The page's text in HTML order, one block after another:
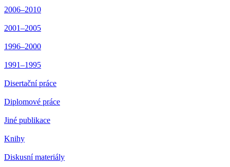
2006–2010
2001–2005
1996–2000
1991–1995
Disertační práce
Diplomové práce
Jiné publikace
Knihy
Diskusní materiály